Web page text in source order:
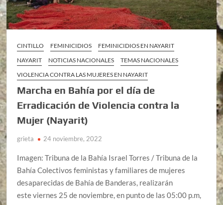
CINTILLO FEMINICIDIOS
FEMINICIDIOS EN NAYARIT
NAYARIT
NOTICIAS NACIONALES
TEMAS NACIONALES
VIOLENCIA CONTRA LAS MUJERES EN NAYARIT
Marcha en Bahía por el día de
Erradicación de Violencia contra la
Mujer (Nayarit)
grieta 24 noviembre, 2022
Imagen: Tribuna de la Bahía Israel Torres / Tribuna de la
Bahía Colectivos feministas y familiares de mujeres
desaparecidas de Bahía de Banderas, realizarán
este viernes 25 de noviembre, en punto de las 05:00 p.m,